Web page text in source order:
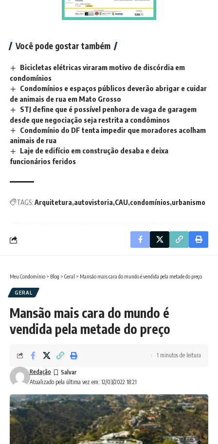
Você pode gostar também
Bicicletas elétricas viraram motivo de discórdia em
condomínios
Condomínios e espaços públicos deverão abrigar e cuidar
de animais de rua em Mato Grosso
STJ define que é possível penhora de vaga de garagem
desde que negociação seja restrita a condôminos
Condomínio do DF tenta impedir que moradores acolham
animais de rua
Laje de edifício em construção desaba e deixa
funcionários feridos
TAGS: Arquitetura autovistoria CAU condomínios urbanismo
Meu Condomínio > Blog > Geral > Mansão mais cara do mundo é vendida pela metade do preço
GERAL
Mansão mais cara do mundo é
vendida pela metade do preço
Atualizado pela última vez em: 12/03/2022 18:21
Redação
1 minutos de leitura